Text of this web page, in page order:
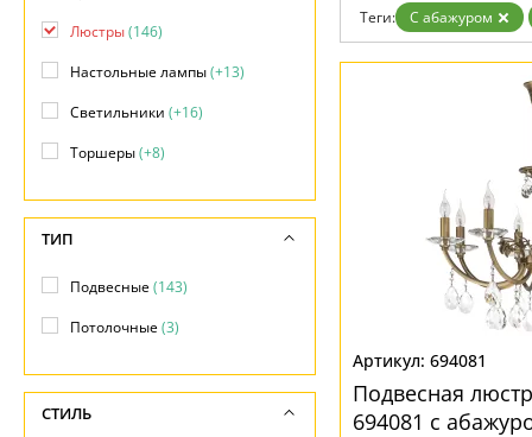
Теги: С абажуром
694081
Подвесная
694081 с
Люстры(146)
Настольные лампы(+13)
Светильники (+16)
Торшеры(+8)
ТИП
Подвесные(143)
Потолочные(3)
СТИЛЬ